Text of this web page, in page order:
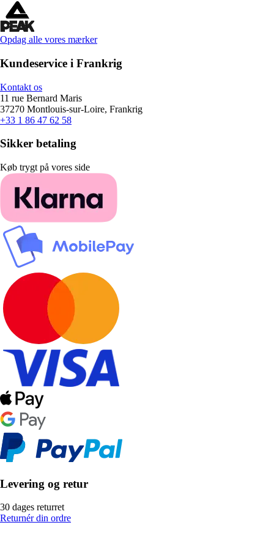
Opdag alle vores mærker
Kundeservice i Frankrig
Kontakt os
11 rue Bernard Maris
37270 Montlouis-sur-Loire, Frankrig
+33 1 86 47 62 58
Sikker betaling
Køb trygt på vores side
Levering og retur
30 dages returret
Returnér din ordre